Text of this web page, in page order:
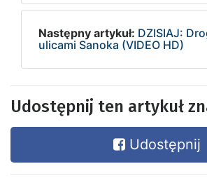
Następny artykuł: DZISIAJ:
ulicami Sanoka (VIDEO HD)
Udostępnij ten artykuł
Udostępnij